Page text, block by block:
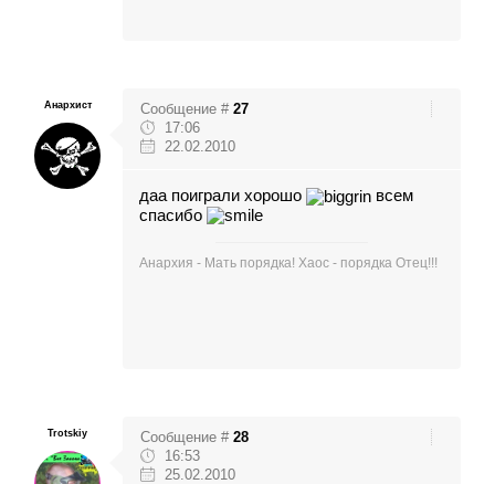
Анархист Сообщение # 27
17:06
22.02.2010
даа поиграли хорошо
всем
спасибо
Анархия - Мать порядка! Хаос - порядка Отец!!!
Trotskiy Сообщение # 28
16:53
25.02.2010